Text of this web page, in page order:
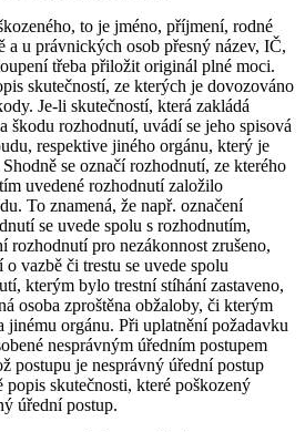
to je jméno, příjmení, rodné
a u právnických osob přesný název, IČ,
třeba přiložit originál plné moci.
skutečností, ze kterých je dovozováno
Je-li skutečností, která zakládá
škodu rozhodnutí, uvádí se jeho spisová
respektive jiného orgánu, který je
se označí rozhodnutí, ze kterého
uvedené rozhodnutí založilo
To znamená, že např. označení
se uvede spolu s rozhodnutím,
rozhodnutí pro nezákonnost zrušeno,
vazbě či trestu se uvede spolu
kterým bylo trestní stíhání zastaveno,
osoba zproštěna obžaloby, či kterým
jinému orgánu. Při uplatnění požadavku
nesprávným úředním postupem
postupu je nesprávný úřední postup
popis skutečnosti, které poškozený
úřední postup.